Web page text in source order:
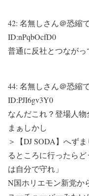
42: 名無しさん＠恐縮
ID:nPqbOcfD0
普通に反社とつながっ
44: 名無しさん＠恐縮
ID:PJI6gv3Y0
なんだこれ？登場人
まぁしかし
＞【DJ SODA】へず
るところに行ったら
は自分で守れ」
N国ホリエモン新党か